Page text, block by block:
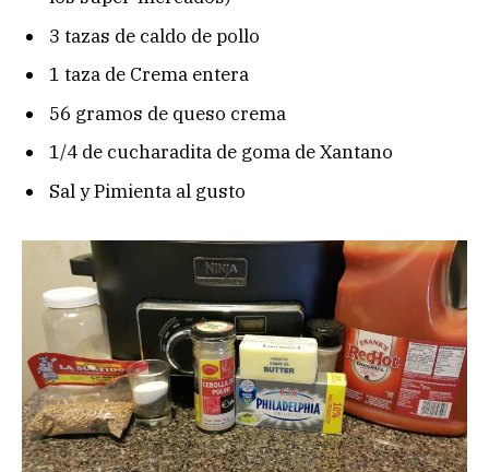
3 tazas de caldo de pollo
1 taza de Crema entera
56 gramos de queso crema
1/4 de cucharadita de goma de Xantano
Sal y Pimienta al gusto